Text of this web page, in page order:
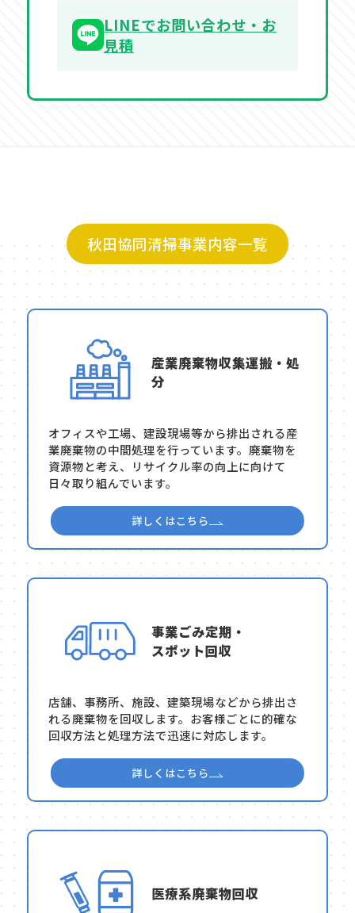
LINEでお問い合わせ・お
見積
秋田協同清掃事業内容一覧
産業廃棄物収集運搬・処
分
オフィスや工場、建設現場等から排出される産
業廃棄物の中間処理を行っています。廃棄物を
資源物と考え、リサイクル率の向上に向けて
日々取り組んでいます。
詳しくはこちら
事業ごみ定期・
スポット回収
店舗、事務所、施設、建築現場などから排出さ
れる廃棄物を回収します。お客様ごとに的確な
回収方法と処理方法で迅速に対応します。
詳しくはこちら
医療系廃棄物回収